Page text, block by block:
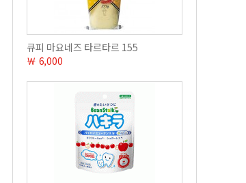
큐피 마요네즈 타르타르 155
￦ 6,000